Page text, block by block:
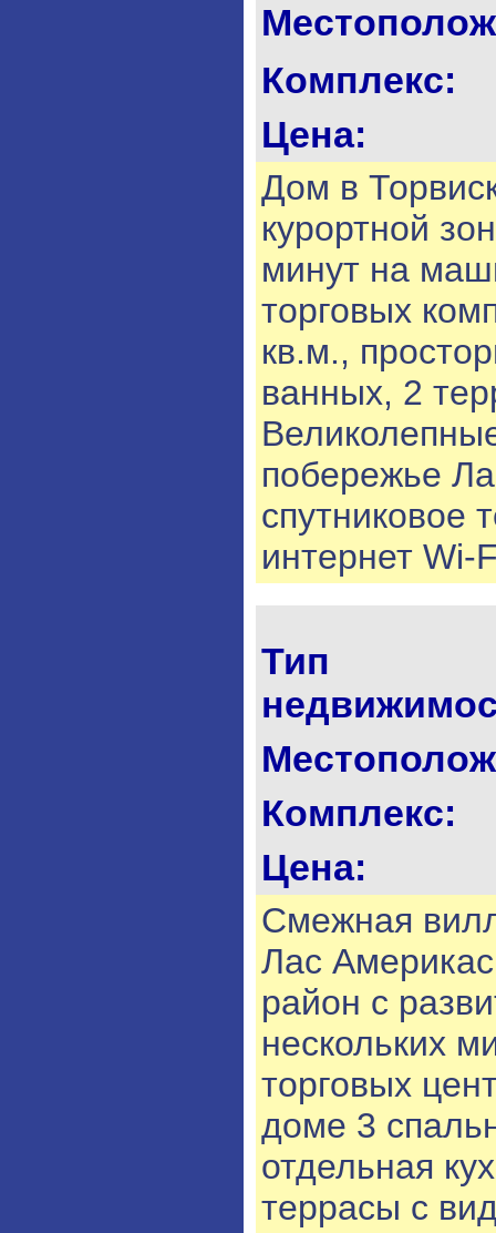
Комплекс:
Цена:
Дом в
курортной
минут на
торговых
кв.м.,
ванных, 2
побережье
спутниковое
интернет
Тип
Комплекс:
Цена:
Смежная
Лас
район с
нескольких
торговых
доме 3
отдельная
террасы с